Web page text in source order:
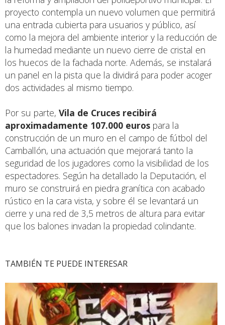
proyecto contempla un nuevo volumen que permitirá
una entrada cubierta para usuarios y público, así
como la mejora del ambiente interior y la reducción de
la humedad mediante un nuevo cierre de cristal en
los huecos de la fachada norte. Además, se instalará
un panel en la pista que la dividirá para poder acoger
dos actividades al mismo tiempo.
Por su parte, Vila de Cruces recibirá
aproximadamente 107.000 euros para la
construcción de un muro en el campo de fútbol del
Camballón, una actuación que mejorará tanto la
seguridad de los jugadores como la visibilidad de los
espectadores. Según ha detallado la Deputación, el
muro se construirá en piedra granítica con acabado
rústico en la cara vista, y sobre él se levantará un
cierre y una red de 3,5 metros de altura para evitar
que los balones invadan la propiedad colindante.
TAMBIÉN TE PUEDE INTERESAR